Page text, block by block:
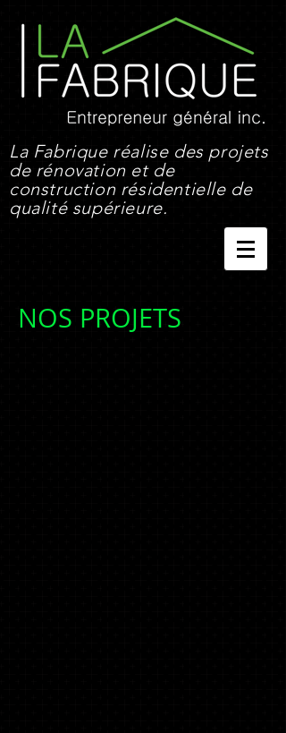
La Fabrique réalise des projets
de rénovation et de
construction résidentielle de
qualité supérieure.
NOS PROJETS